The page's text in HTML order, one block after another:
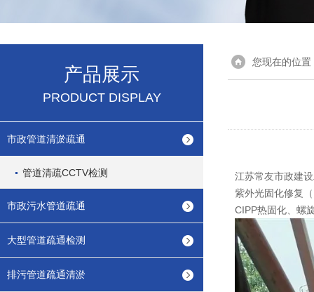
产品展示
PRODUCT DISPLAY
市政管道清淤疏通
管道清疏CCTV检测
市政污水管道疏通
大型管道疏通检测
排污管道疏通清淤
您现在的位置
江苏常友市政建
紫外光固化修复
CIPP热固化、螺